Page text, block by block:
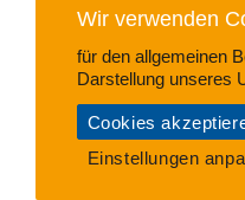
Wir verwenden
für den allgemeinen
Darstellung unseres
Cookies
Einstellungen